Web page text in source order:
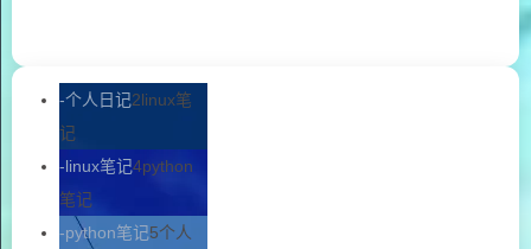
-个人日记2linux笔
记
-linux笔记4python
笔记
-python笔记5个人